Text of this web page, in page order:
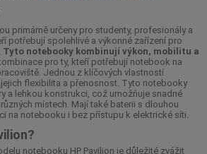
primárně určeny pro studenty, profesionály a
potřebují spolehlivé a výkonné zařízení pro
Tyto notebooky kombinují výkon, mobilitu a
pro ty, kteří potřebují notebook na
Jednou z klíčových vlastností
flexibilita a přenosnost. Tyto notebooky
a lehkou konstrukci, což umožňuje snadné
místech. Mají také baterii s dlouhou
na notebooku i bez přístupu k elektrické síti.
notebooku HP Pavilion je důležité zvážit